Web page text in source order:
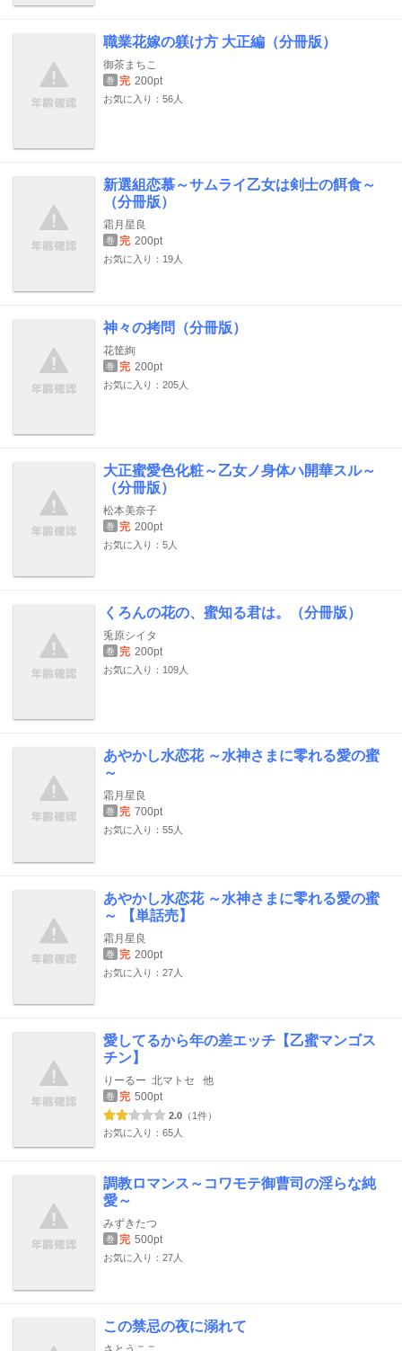
職業花嫁の躾け方 大正編（分冊版）
御茶まちこ
巻 完 200pt
お気に入り：56人
新選組恋慕～サムライ乙女は剣士の餌食～
（分冊版）
霜月星良
巻 完 200pt
お気に入り：19人
神々の拷問（分冊版）
花筐絢
巻 完 200pt
お気に入り：205人
大正蜜愛色化粧～乙女ノ身体ハ開華スル～
（分冊版）
松本美奈子
巻 完 200pt
お気に入り：5人
くろんの花の、蜜知る君は。（分冊版）
兎原シイタ
巻 完 200pt
お気に入り：109人
あやかし水恋花 ～水神さまに零れる愛の蜜
～
霜月星良
巻 完 700pt
お気に入り：55人
あやかし水恋花 ～水神さまに零れる愛の蜜
～ 【単話売】
霜月星良
巻 完 200pt
お気に入り：27人
愛してるから年の差エッチ【乙蜜マンゴス
チン】
りーるー 北マトセ 他
巻 完 500pt
2.0 （1件）
お気に入り：65人
調教ロマンス～コワモテ御曹司の淫らな純
愛～
みずきたつ
巻 完 500pt
お気に入り：27人
この禁忌の夜に溺れて